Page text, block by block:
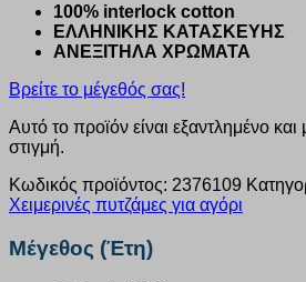
100% interlock cotton
ΕΛΛΗΝΙΚΗΣ ΚΑΤΑΣΚΕΥΗΣ
ΑΝΕΞΙΤΗΛΑ ΧΡΩΜΑΤΑ
Βρείτε το μέγεθός σας!
Αυτό το προϊόν είναι εξαντλημένο
στιγμή.
Κωδικός προϊόντος: 2376109
Χειμερινές πυτζάμες για αγόρι
Μέγεθος (Έτη)